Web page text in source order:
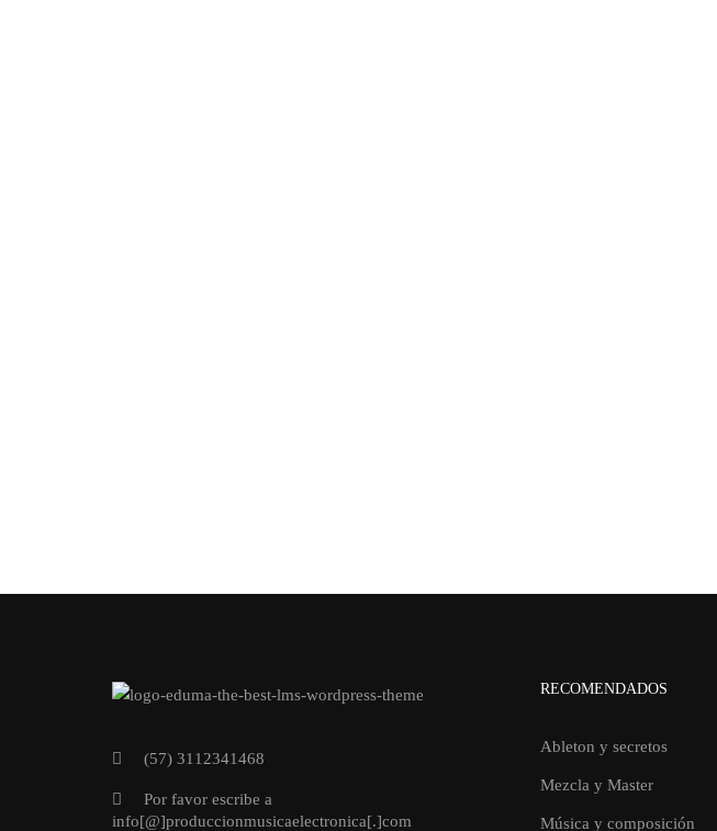
(57) 3112341468
Por favor escribe a
info[@]produccionmusicaelectronica[.]com
RECOMENDADOS
Ableton y secretos
Mezcla y Master
Música y composición